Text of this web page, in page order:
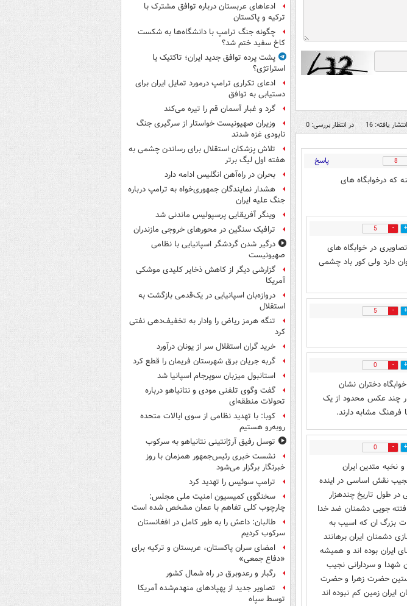
انتشار یافته: 16 در انتظار بررسی: 0
8 پاسخ
که درخوابگاه های
5
در خوابگاه های
دارد ولی کور باد چشمی
5
0
خوابگاه دختران نشان
چند عکس محدود از یک
فرهنگ مشابه دارند.
0
نخبه متدین ایران
نجیب نقش اساسی در اینده
طول تاریخ چندهزار
فتته جویی دشمنان ضد خدا
بزرگ ان که اسیب به
دشمنان ایران برهانند
ایران بوده اند و همیشه
شهدا و سردارانی نجیب
حضرت زهرا و حضرت
ایران زمین کم نبوده اند
ادعاهای عربستان درباره توافق مشترک با
ترکیه و پاکستان
چگونه جنگ ترامپ با دانشگاه‌ها به شکست
کاخ سفید ختم شد؟
پشت پرده توافق جدید ایران؛ تاکتیک یا
استراتژی؟
ادعای تکراری ترامپ درمورد تمایل ایران برای
دستیابی به توافق
گرد و غبار آسمان قم را تیره می‌کند
وزیران صهیونیست خواستار از سرگیری جنگ
نابودی غزه شدند
تلاش پزشکان استقلال برای رساندن چشمی به
هفته اول لیگ برتر
بحران در راه‌آهن انگلیس ادامه دارد
هشدار نمایندگان جمهوری‌خواه به ترامپ درباره
جنگ علیه ایران
وینگر آفریقایی پرسپولیس ماندنی شد
ترافیک سنگین در محورهای خروجی مازندران
درگیر شدن گردشگر اسپانیایی با نظامی
صهیونیست
گزارشی دیگر از کاهش ذخایر کلیدی موشکی
آمریکا
دروازه‌بان اسپانیایی در یک‌قدمی بازگشت به
استقلال
تنگه هرمز ریاض را وادار به تخفیف‌دهی نفتی
کرد
خرید گران استقلال سر از یونان درآورد
گربه جریان برق شهرستان فریمان را قطع کرد
استانبول میزبان سوپرجام اسپانیا شد
گفت وگوی تلفنی مودی و نتانیاهو درباره
تحولات منطقه‌ای
کوبا: با تهدید نظامی از سوی ایالات متحده
روبه‌رو هستیم
توسل رفیق آرژانتینی نتانیاهو به سرکوب
نشست خبری رئیس‌جمهور همزمان با روز
خبرنگار برگزار می‌شود
ترامپ سوئیس را تهدید کرد
سخنگوی کمیسیون امنیت ملی مجلس:
چارچوب کلی تفاهم با عمان مشخص شده است
طالبان: داعش را به طور کامل در افغانستان
سرکوب کردیم
امضای سران پاکستان، عربستان و ترکیه برای
«دفاع جمعی»
رگبار و رعدوبرق در راه شمال کشور
تصاویر جدید از پهپادهای منهدم‌شده آمریکا
توسط سپاه